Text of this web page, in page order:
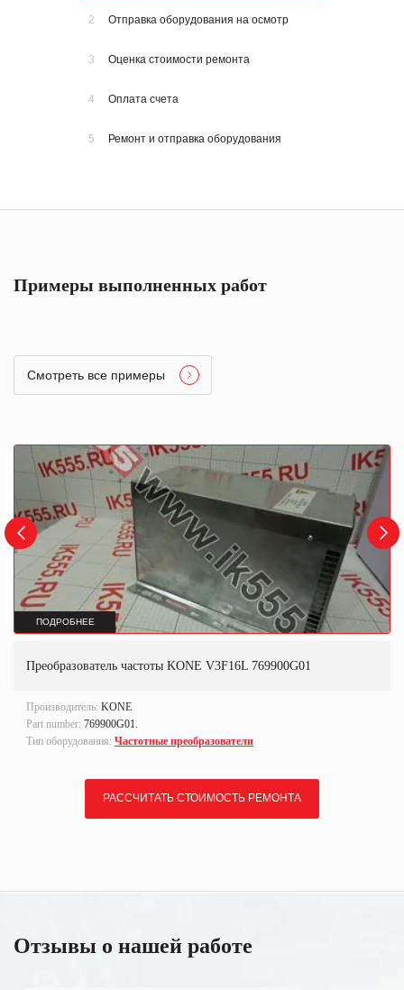
2 Отправка оборудования на осмотр
3 Оценка стоимости ремонта
4 Оплата счета
5 Ремонт и отправка оборудования
Примеры выполненных работ
Смотреть все примеры
ПОДРОБНЕЕ
Преобразователь частоты KONE V3F16L 769900G01
Производитель: KONE
Part number: 769900G01.
Тип оборудования: Частотные преобразователи
РАССЧИТАТЬ СТОИМОСТЬ РЕМОНТА
Отзывы о нашей работе